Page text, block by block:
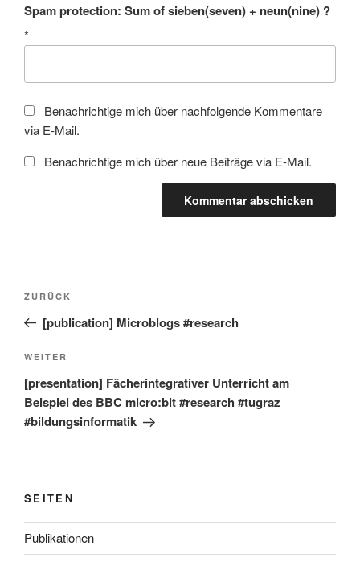
Spam protection: Sum of sieben(seven) + neun(nine) ?
*
Benachrichtige mich über nachfolgende Kommentare
via E-Mail.
Benachrichtige mich über neue Beiträge via E-Mail.
Beitragsnavigation
Vorheriger
Beitrag
ZURÜCK
[publication] Microblogs #research
Nächster
Beitrag
WEITER
[presentation] Fächerintegrativer Unterricht am
Beispiel des BBC micro:bit #research #tugraz
#bildungsinformatik
SEITEN
Publikationen